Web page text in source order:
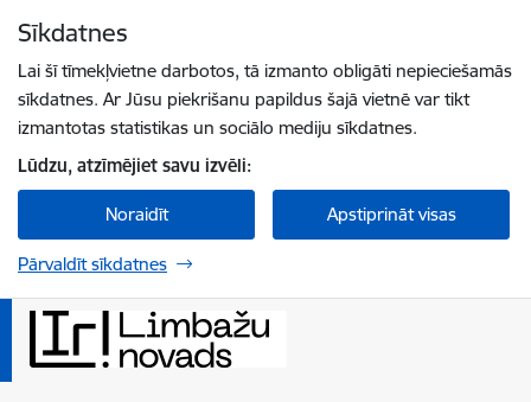
Sīkdatnes
Lai šī tīmekļvietne darbotos, tā izmanto obligāti nepieciešamās
sīkdatnes. Ar Jūsu piekrišanu papildus šajā vietnē var tikt
izmantotas statistikas un sociālo mediju sīkdatnes.
Lūdzu, atzīmējiet savu izvēli:
Noraidīt Apstiprināt visas
Pārvaldīt sīkdatnes